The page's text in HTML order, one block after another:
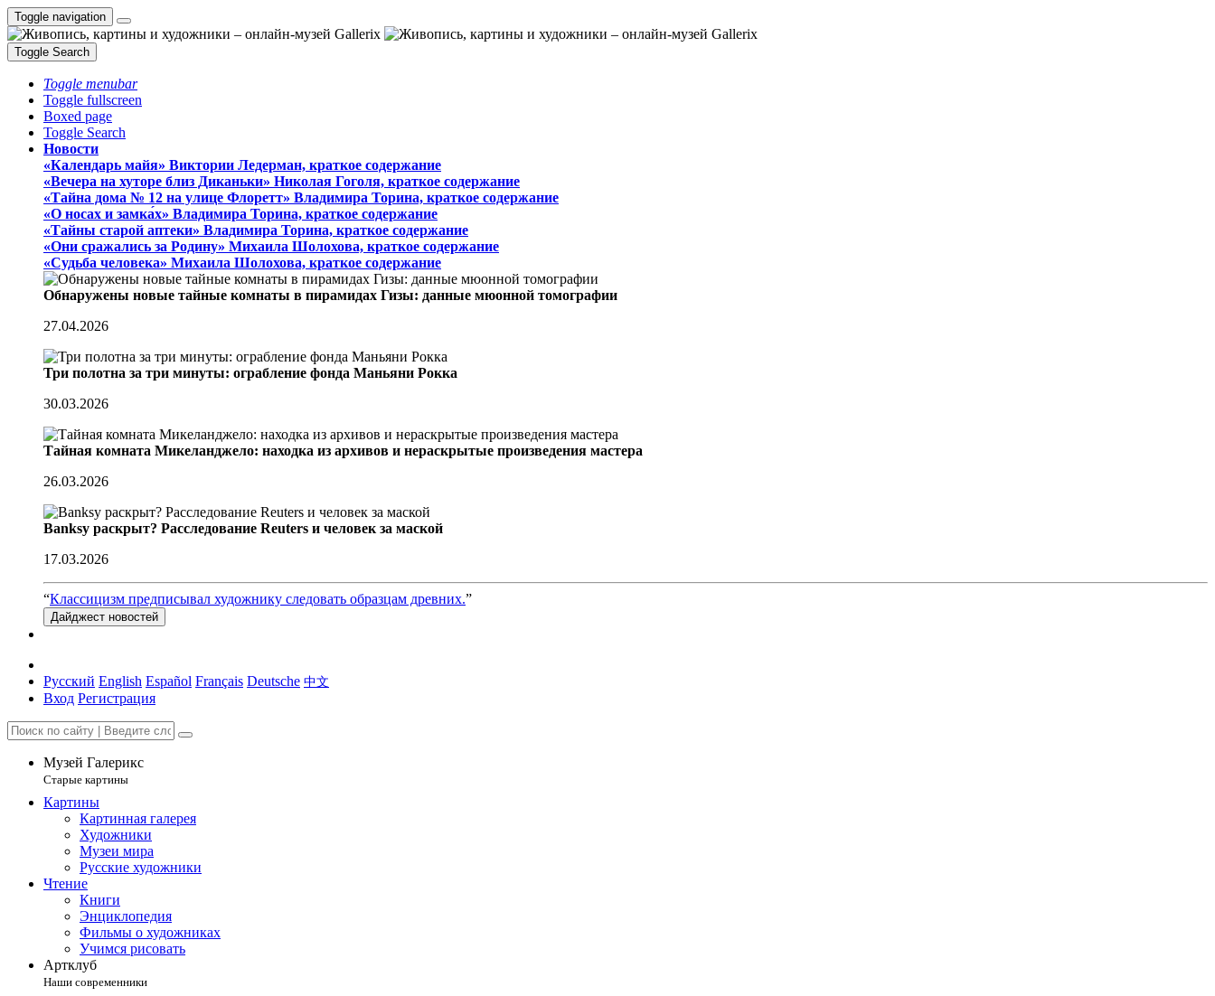
Toggle navigation
Toggle Search
Toggle menubar
Toggle fullscreen
Boxed page
Toggle Search
Новости
«Календарь майя» Виктории Ледерман, краткое содержание
«Вечера на хуторе близ Диканьки» Николая Гоголя, краткое содержание
«Тайна дома № 12 на улице Флоретт» Владимира Торина, краткое содержание
«О носах и замка́х» Владимира Торина, краткое содержание
«Тайны старой аптеки» Владимира Торина, краткое содержание
«Они сражались за Родину» Михаила Шолохова, краткое содержание
«Судьба человека» Михаила Шолохова, краткое содержание
Обнаружены новые тайные комнаты в пирамидах Гизы: данные мюонной томографии
27.04.2026
Три полотна за три минуты: ограбление фонда Маньяни Рокка
30.03.2026
Тайная комната Микеланджело: находка из архивов и нераскрытые произведения мастера
26.03.2026
Banksy раскрыт? Расследование Reuters и человек за маской
17.03.2026
“Классицизм предписывал художнику следовать образцам древних.”
Дайджест новостей
Русский English Español Français Deutsche 中文
Вход Регистрация
Музей Галерикс
Старые картины
Картины
Картинная галерея
Художники
Музеи мира
Русские художники
Чтение
Книги
Энциклопедия
Фильмы о художниках
Учимся рисовать
Артклуб
Наши современники